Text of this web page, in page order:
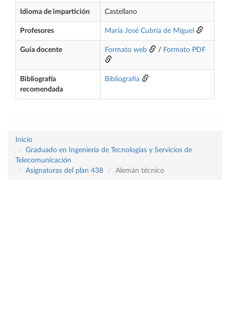
Idioma de impartición Castellano
Profesores María José Cubría de Miguel
Guía docente Formato web / Formato PDF
Bibliografía
recomendada
Bibliografía
Inicio
Graduado en Ingeniería de Tecnologías y Servicios de
Telecomunicación
Asignaturas del plan 438
Alemán técnico